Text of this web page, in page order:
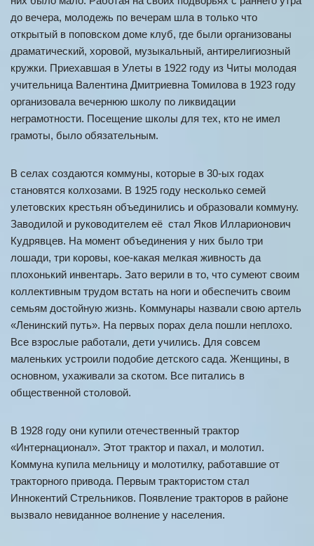
до вечера, молодежь по вечерам шла в только что
открытый в поповском доме клуб, где были организованы
драматический, хоровой, музыкальный, антирелигиозный
кружки. Приехавшая в Улеты в 1922 году из Читы молодая
учительница Валентина Дмитриевна Томилова в 1923 году
организовала вечернюю школу по ликвидации
неграмотности. Посещение школы для тех, кто не имел
грамоты, было обязательным.
В селах создаются коммуны, которые в 30-ых годах
становятся колхозами. В 1925 году несколько семей
улетовских крестьян объединились и образовали коммуну.
Заводилой и руководителем её стал Яков Илларионович
Кудрявцев. На момент объединения у них было три
лошади, три коровы, кое-какая мелкая живность да
плохонький инвентарь. Зато верили в то, что сумеют своим
коллективным трудом встать на ноги и обеспечить своим
семьям достойную жизнь. Коммунары назвали свою артель
«Ленинский путь». На первых порах дела пошли неплохо.
Все взрослые работали, дети учились. Для совсем
маленьких устроили подобие детского сада. Женщины, в
основном, ухаживали за скотом. Все питались в
общественной столовой.
В 1928 году они купили отечественный трактор
«Интернационал». Этот трактор и пахал, и молотил.
Коммуна купила мельницу и молотилку, работавшие от
тракторного привода. Первым трактористом стал
Иннокентий Стрельников. Появление тракторов в районе
вызвало невиданное волнение у населения.